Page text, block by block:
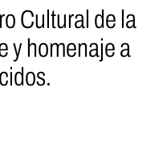
Cultural de la
y homenaje a